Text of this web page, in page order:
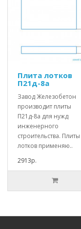
Плита лотков
П21д-8а
Завод Железобетон
производит плиты
П21д-8а для нужд
инженерного
строительства. Плиты
лотков применяю..
2913р.